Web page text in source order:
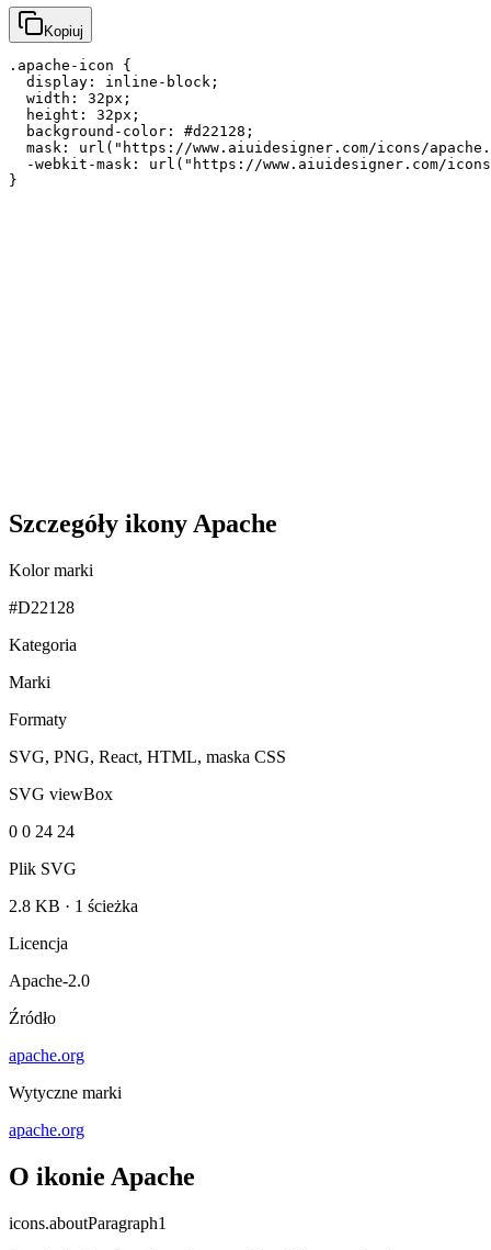
Kopiuj
.apache-icon {
  display: inline-block;
  width: 32px;
  height: 32px;
  background-color: #d22128;
mask: url("https://www.aiuidesigner.com/icons/
-webkit-mask: url("https://www.aiuidesigner.com/
}
Szczegóły ikony Apache
Kolor marki
#D22128
Kategoria
Marki
Formaty
SVG, PNG, React, HTML, maska CSS
SVG viewBox
0 0 24 24
Plik SVG
2.8 KB · 1 ścieżka
Licencja
Apache-2.0
Źródło
apache.org
Wytyczne marki
apache.org
O ikonie Apache
icons.aboutParagraph1